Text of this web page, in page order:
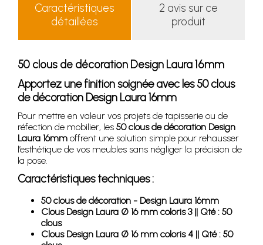
Caractéristiques
détaillées
2 avis sur ce
produit
50 clous de décoration Design Laura 16mm
Apportez une finition soignée avec les 50 clous
de décoration Design Laura 16mm
Pour mettre en valeur vos projets de tapisserie ou de
réfection de mobilier, les 50 clous de décoration Design
Laura 16mm offrent une solution simple pour rehausser
l’esthétique de vos meubles sans négliger la précision de
la pose.
Caractéristiques techniques :
50 clous de décoration - Design Laura 16mm
Clous Design Laura Ø 16 mm coloris 3 || Qté : 50
clous
Clous Design Laura Ø 16 mm coloris 4 || Qté : 50